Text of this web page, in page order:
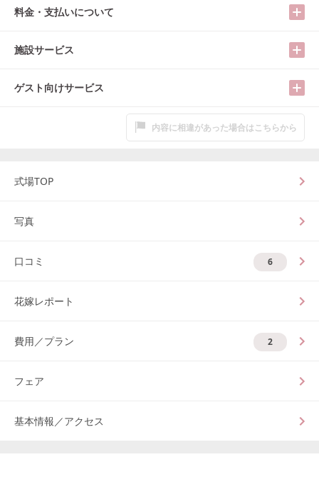
料金・支払いについて
施設サービス
ゲスト向けサービス
内容に相違があった場合はこちらから
式場TOP
写真
口コミ 6
花嫁レポート
費用／プラン 2
フェア
基本情報／アクセス